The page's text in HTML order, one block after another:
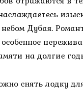
Дубая.
на долгие
снять лодку